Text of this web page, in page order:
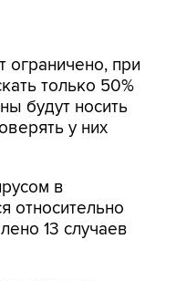
будут носить
у них
в
13 случаев
Невада